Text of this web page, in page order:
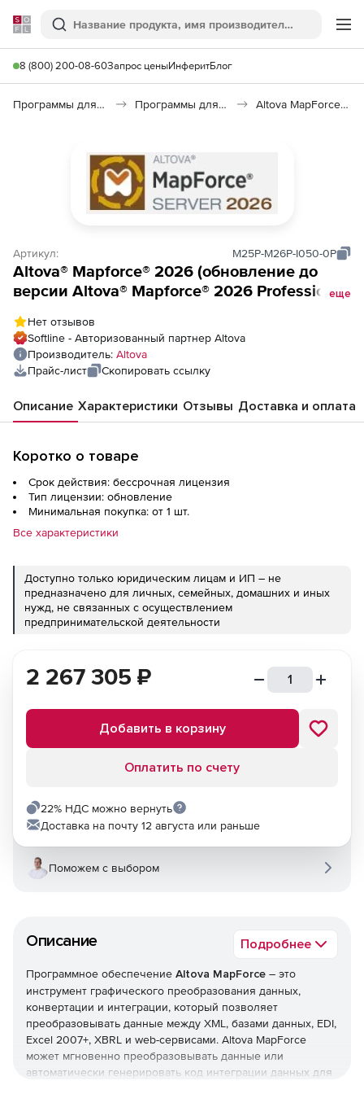
Softline
Поиск
8 (800) 200-08-60Запрос ценыИнферитБлог
Программы для программирования Программы для работы с базами данных Altova MapForce 2026
Артикул: M25P-M26P-I050-0P
Altova® Mapforce® 2026 (обновление до
версии Altova® Mapforce® 2026 Professional
Professional Edition to Altova® Mapforce®
2026 Professional Edition Installed Users (50)
еще
Нет отзывов
Softline - Авторизованный партнер Altova
Производитель: Altova
Прайс-лист
Скопировать ссылку
Описание Характеристики Отзывы Доставка и оплата
Коротко о товаре
Срок действия: бессрочная лицензия
Тип лицензии: обновление
Минимальная покупка: от 1 шт.
Все характеристики
Доступно только юридическим лицам и ИП – не
предназначено для личных, семейных, домашних и иных
нужд, не связанных с осуществлением
предпринимательской деятельности
Описание Подробнее
Программное обеспечение Altova MapForce – это
инструмент графического преобразования данных,
конвертации и интеграции, который позволяет
преобразовывать данные между XML, базами данных, EDI,
Excel 2007+, XBRL и web-сервисами. Altova MapForce
может мгновенно преобразовывать данные или
автоматически генерировать код интеграции данных для
2 267 305 ₽
Добавить в корзину
Оплатить по счету
22% НДС можно вернуть
Доставка на почту 12 августа или раньше
Поможем с выбором